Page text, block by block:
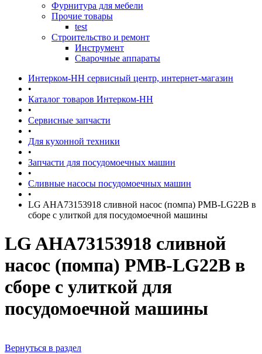
Фурнитура для мебели
Прочие товары
test
Строительство и ремонт
Инструмент
Сварочные аппараты
Интерком-НН сервисный центр, интернет-магазин
•
Каталог товаров Интерком-НН
•
Сервисные запчасти
•
Для кухонной техники
•
Запчасти для посудомоечных машин
•
Сливные насосы посудомоечных машин
•
LG AHA73153918 сливной насос (помпа) PMB-LG22B в
сборе с улиткой для посудомоечной машины
LG AHA73153918 сливной
насос (помпа) PMB-LG22B в
сборе с улиткой для
посудомоечной машины
Вернуться в раздел